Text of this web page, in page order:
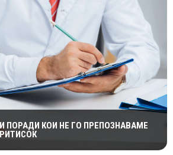
ПОРАДИ КОИ НЕ ГО ПРЕПОЗНАВАМЕ